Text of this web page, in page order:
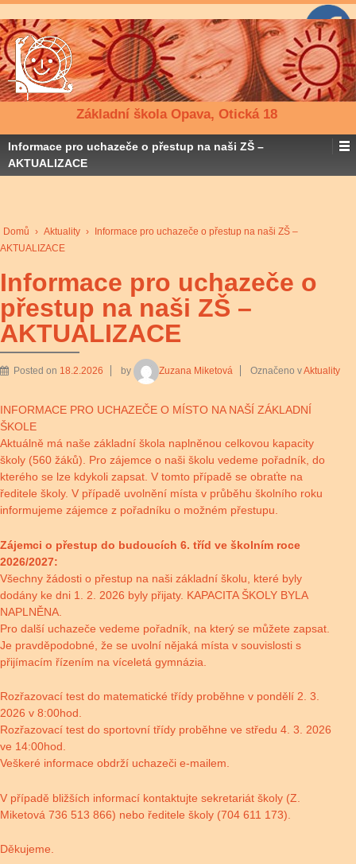
Základní škola Opava, Otická 18
Informace pro uchazeče o přestup na naši ZŠ –
AKTUALIZACE
Domů › Aktuality ›
Informace pro uchazeče o přestup na naši ZŠ –
AKTUALIZACE
Informace pro uchazeče o
přestup na naši ZŠ –
AKTUALIZACE
Posted on 18.2.2026 by Zuzana Miketová Označeno vAktuality
INFORMACE PRO UCHAZEČE O MÍSTO NA NAŠÍ ZÁKLADNÍ
ŠKOLE
Aktuálně má naše základní škola naplněnou celkovou kapacity
školy (560 žáků). Pro zájemce o naši školu vedeme pořadník, do
kterého se lze kdykoli zapsat. V tomto případě se obraťte na
ředitele školy. V případě uvolnění místa v průběhu školního roku
informujeme zájemce z pořadníku o možném přestupu.
Zájemci o přestup do budoucích 6. tříd ve školním roce
2026/2027:
Všechny žádosti o přestup na naši základní školu, které byly
dodány ke dni 1. 2. 2026 byly přijaty. KAPACITA ŠKOLY BYLA
NAPLNĚNA.
Pro další uchazeče vedeme pořadník, na který se můžete zapsat.
Je pravděpodobné, že se uvolní nějaká místa v souvislosti s
přijímacím řízením na víceletá gymnázia.
Rozřazovací test do matematické třídy proběhne v pondělí 2. 3.
2026 v 8:00hod.
Rozřazovací test do sportovní třídy proběhne ve středu 4. 3. 2026
ve 14:00hod.
Veškeré informace obdrží uchazeči e-mailem.
V případě bližších informací kontaktujte sekretariát školy (Z.
Miketová 736 513 866) nebo ředitele školy (704 611 173).
Děkujeme.